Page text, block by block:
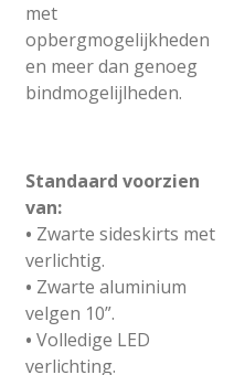
met
opbergmogelijkheden
en meer dan genoeg
bindmogelijlheden.
Standaard voorzien
van:
• Zwarte sideskirts met
verlichtig.
• Zwarte aluminium
velgen 10”.
• Volledige LED
verlichting.